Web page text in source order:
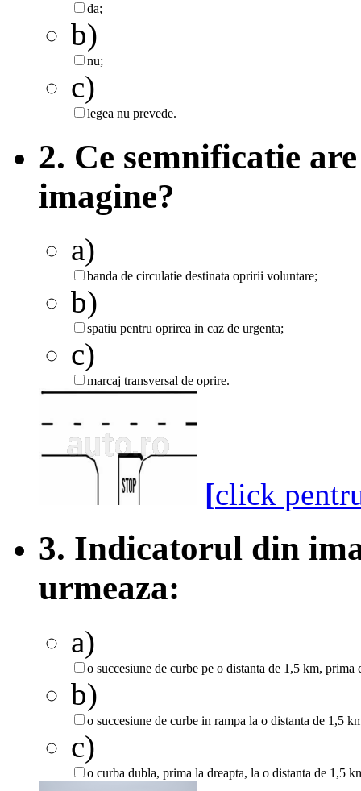
da;
b)
nu;
c)
legea nu prevede.
2. Ce semnificatie
imagine?
a)
banda de circulatie destinata opririi voluntare;
b)
spatiu pentru oprirea in caz de urgenta;
c)
marcaj transversal de oprire.
[click
3. Indicatorul din
urmeaza:
a)
o succesiune de curbe pe o distanta de 1,5 km, prima
b)
o succesiune de curbe in rampa la o distanta de 1,5
c)
o curba dubla, prima la dreapta, la o distanta de 1,5